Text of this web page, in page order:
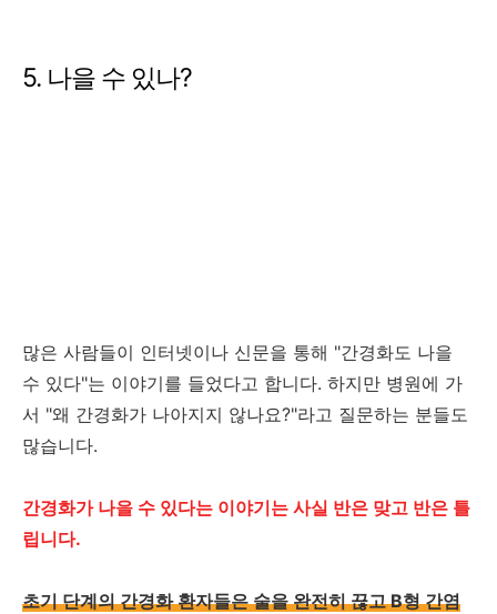
5. 나을 수 있나?
많은 사람들이 인터넷이나 신문을 통해 "간경화도 나을
수 있다"는 이야기를 들었다고 합니다. 하지만 병원에 가
서 "왜 간경화가 나아지지 않나요?"라고 질문하는 분들도
많습니다.
간경화가 나을 수 있다는 이야기는 사실 반은 맞고 반은 틀
립니다.
초기 단계의 간경화 환자들은 술을 완전히 끊고 B형 간염